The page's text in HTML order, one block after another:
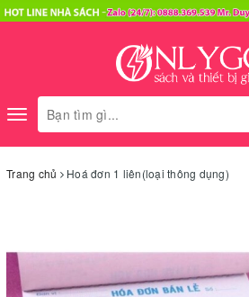
Toggle
navigation
Trang chủ Hoá đơn 1 liên(loại thông dụng)